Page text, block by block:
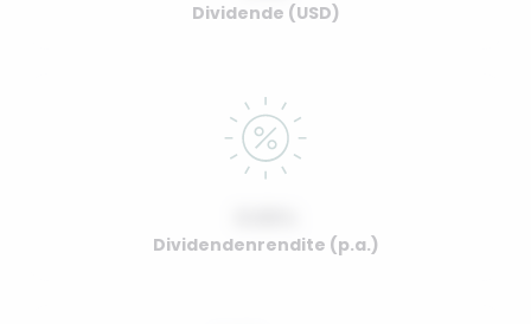
Dividende (USD)
Dividendenrendite (p.a.)